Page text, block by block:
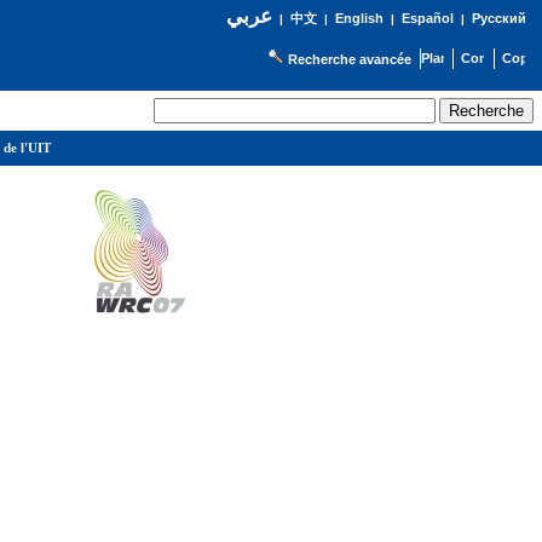
عربي| 中文| English | Español | Русский
Recherche avancée
de l'UIT